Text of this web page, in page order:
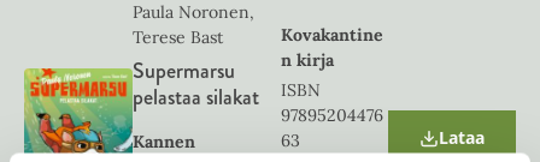
Paula Noronen,
Terese Bast
Supermarsu
pelastaa silakat
Kannen
Kovakantine
n kirja
ISBN
97895204476
63
O Lataa